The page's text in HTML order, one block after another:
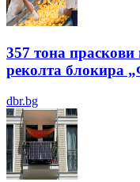
357 тона
реколта блокира
dbr.bg